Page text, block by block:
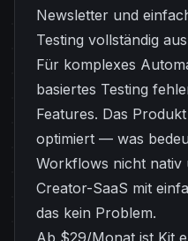
Newsletter und
Testing vollständig
Für komplexes
basiertes Testing
Features. Das
optimiert — was
Workflows nicht nativ
Creator-SaaS mit
das kein Problem.
Ab $29/Monat ist Kit